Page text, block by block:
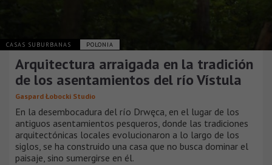
CASAS SUBURBANAS POLONIA
Arquitectura arraigada en la tradición
de los asentamientos del río Vístula
Gaspard Łobocki Studio
En la desembocadura del río Drwęca, en el lugar de los
antiguos asentamientos pesqueros, donde las tradiciones
arquitectónicas locales evolucionaron a lo largo de los
siglos, se ha construido una casa que no busca dominar el
paisaje, sino sumergirse en él.